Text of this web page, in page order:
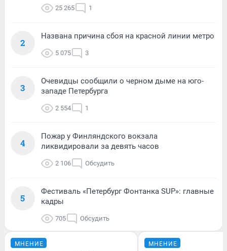
25 265 1
2
Названа причина сбоя на красной линии метро
5 075 3
3
Очевидцы сообщили о черном дыме на юго-
западе Петербурга
2 554 1
4
Пожар у Финляндского вокзала
ликвидировали за девять часов
2 106 Обсудить
5
Фестиваль «Петербург Фонтанка SUP»: главные
кадры
705 Обсудить
МНЕНИЕ МНЕНИЕ